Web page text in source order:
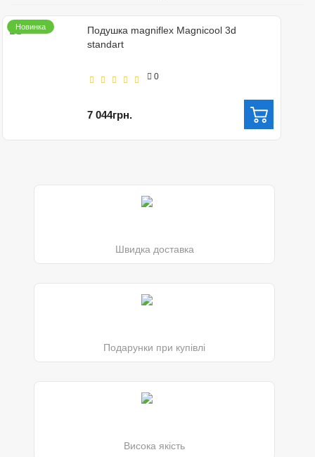
Новинка
Подушка magniflex Magnicool 3d
standart
0
7 044грн.
Швидка доставка
Подарунки при купівлі
Висока якість